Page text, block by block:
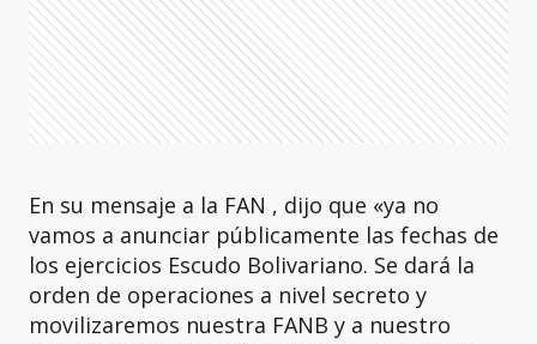
En su mensaje a la FAN , dijo que «ya no
vamos a anunciar públicamente las fechas de
los ejercicios Escudo Bolivariano. Se dará la
orden de operaciones a nivel secreto y
movilizaremos nuestra FANB y a nuestro